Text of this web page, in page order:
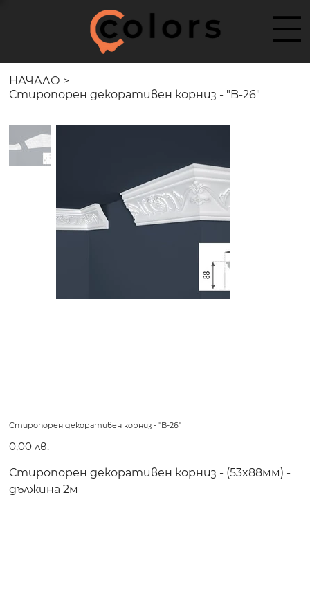
НАЧАЛО >
Стиропорен декоративен корниз - "B-26"
Стиропорен декоративен корниз - "B-26"
Цена
0,00 лв.
Стиропорен декоративен корниз - (53x88мм) -
дължина 2м